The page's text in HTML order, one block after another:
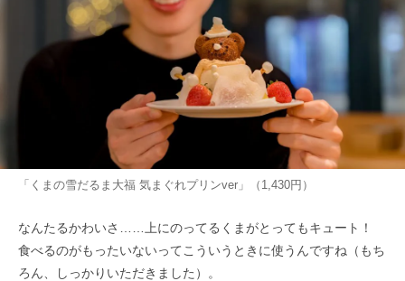
「くまの雪だるま大福 気まぐれプリンver」（1,430円）
なんたるかわいさ……上にのってるくまがとってもキュート！
食べるのがもったいないってこういうときに使うんですね（もち
ろん、しっかりいただきました）。